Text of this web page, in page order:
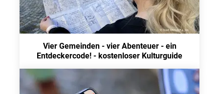
Vier Gemeinden - vier Abenteuer - ein
Entdeckercode! - kostenloser Kulturguide